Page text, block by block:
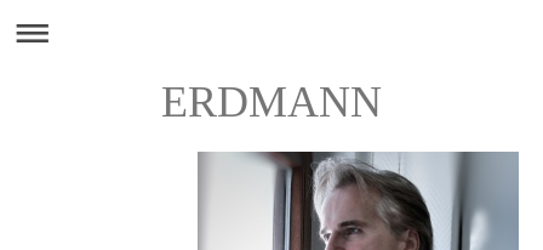
ERDMANN